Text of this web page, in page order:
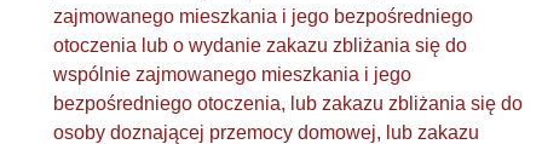
zajmowanego mieszkania i jego bezpośredniego
otoczenia lub o wydanie zakazu zbliżania się do
wspólnie zajmowanego mieszkania i jego
bezpośredniego otoczenia, lub zakazu zbliżania się do
osoby doznającej przemocy domowej, lub zakazu